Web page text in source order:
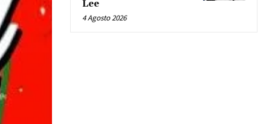
Lee
4 Agosto 2026